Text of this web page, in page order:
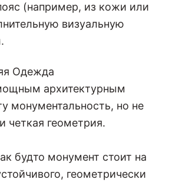
(например, из кожи или
визуальную
Одежда
архитектурным
монументальность, но не
четкая геометрия.
будто монумент стоит на
геометрически